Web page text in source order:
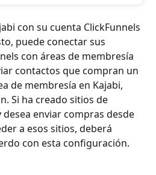
con su cuenta ClickFunnels
puede conectar sus
con áreas de membresía
contactos que compran un
de membresía en Kajabi,
Si ha creado sitios de
enviar compras desde
a esos sitios, deberá
con esta configuración.